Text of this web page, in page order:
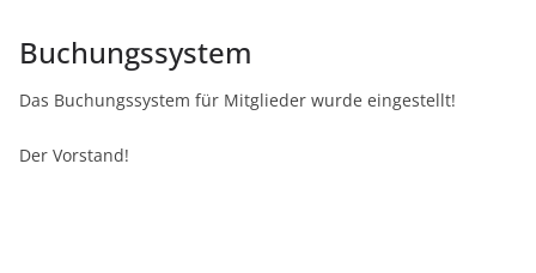
Buchungssystem
Das Buchungssystem für Mitglieder wurde eingestellt!
Der Vorstand!